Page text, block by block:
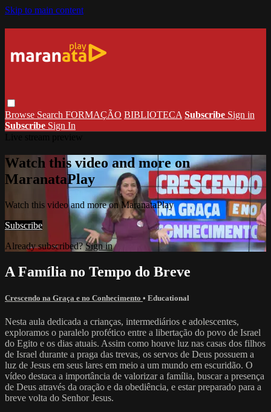
Skip to main content
Browse Search FORMAÇÃO BIBLIOTECA Subscribe Sign in
Subscribe Sign In
Watch this video and more on
MaranataPlay
Watch this video and more on MaranataPlay
Subscribe
Already subscribed?Sign in
A Família no Tempo do Breve
Crescendo na Graça e no Conhecimento • Educational
Nesta aula dedicada a crianças, intermediários e adolescentes,
exploramos o paralelo profético entre a libertação do povo de Israel
do Egito e os dias atuais. Assim como houve luz nas casas dos filhos
de Israel durante a praga das trevas, os servos de Deus possuem a
luz de Jesus em seus lares em meio a um mundo em escuridão. O
vídeo destaca a importância de valorizar a família, buscar a presença
de Deus através da oração e da obediência, e estar preparado para a
breve volta do Senhor Jesus.